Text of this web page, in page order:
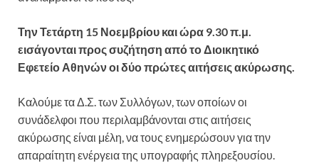
Την Τετάρτη 15 Νοεμβρίου και ώρα 9.30 π.μ.
εισάγονται προς συζήτηση από το Διοικητικό
Εφετείο Αθηνών οι δύο πρώτες αιτήσεις ακύρωσης.
Καλούμε τα Δ.Σ. των Συλλόγων, των οποίων οι
συνάδελφοι που περιλαμβάνονται στις αιτήσεις
ακύρωσης είναι μέλη, να τους ενημερώσουν για την
απαραίτητη ενέργεια της υπογραφής πληρεξουσίου.